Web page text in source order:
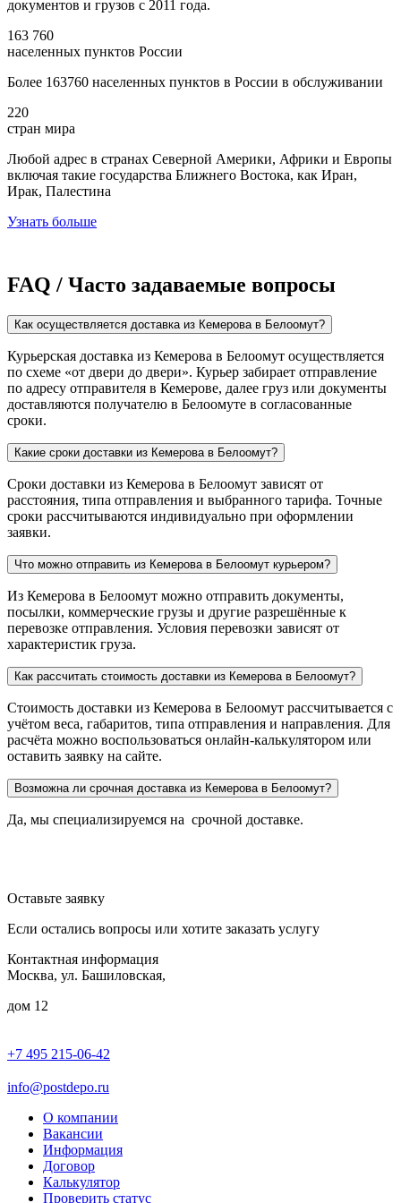
документов и грузов с 2011 года.
163 760
населенных пунктов России
Более 163760 населенных пунктов в России в обслуживании
220
стран мира
Любой адрес в странах Северной Америки, Африки и Европы
включая такие государства Ближнего Востока, как Иран,
Ирак, Палестина
Узнать больше
FAQ / Часто задаваемые вопросы
Как осуществляется доставка из Кемерова в Белоомут?
Курьерская доставка из Кемерова в Белоомут осуществляется
по схеме «от двери до двери». Курьер забирает отправление
по адресу отправителя в Кемерове, далее груз или документы
доставляются получателю в Белоомуте в согласованные
сроки.
Какие сроки доставки из Кемерова в Белоомут?
Сроки доставки из Кемерова в Белоомут зависят от
расстояния, типа отправления и выбранного тарифа. Точные
сроки рассчитываются индивидуально при оформлении
заявки.
Что можно отправить из Кемерова в Белоомут курьером?
Из Кемерова в Белоомут можно отправить документы,
посылки, коммерческие грузы и другие разрешённые к
перевозке отправления. Условия перевозки зависят от
характеристик груза.
Как рассчитать стоимость доставки из Кемерова в Белоомут?
Стоимость доставки из Кемерова в Белоомут рассчитывается с
учётом веса, габаритов, типа отправления и направления. Для
расчёта можно воспользоваться онлайн-калькулятором или
оставить заявку на сайте.
Возможна ли срочная доставка из Кемерова в Белоомут?
Да, мы специализируемся на срочной доставке.
Оставьте заявку
Если остались вопросы или хотите заказать услугу
Контактная информация
Москва, ул. Башиловская,
дом 12
+7 495 215-06-42
info@postdepo.ru
О компании
Вакансии
Информация
Договор
Калькулятор
Проверить статус